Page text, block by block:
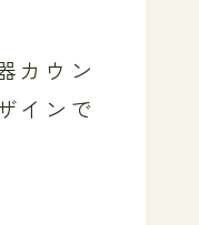
カウン
インで